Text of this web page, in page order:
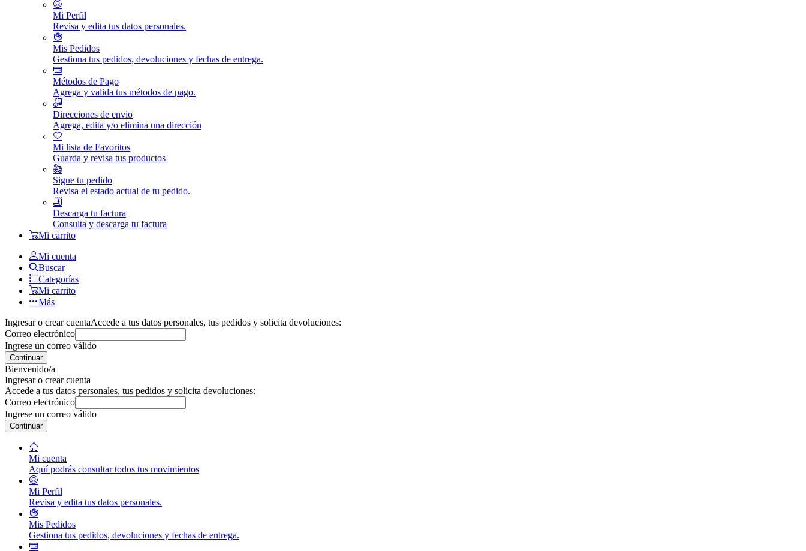
Mi Perfil
Revisa y edita tus datos personales.
Mis Pedidos
Gestiona tus pedidos, devoluciones y fechas de entrega.
Métodos de Pago
Agrega y valida tus métodos de pago.
Direcciones de envio
Agrega, edita y/o elimina una dirección
Mi lista de Favoritos
Guarda y revisa tus productos
Sigue tu pedido
Revisa el estado actual de tu pedido.
Descarga tu factura
Consulta y descarga tu factura
Mi carrito
Mi cuenta
Buscar
Categorías
Mi carrito
Más
Ingresar o crear cuentaAccede a tus datos personales, tus pedidos y solicita devoluciones:
Correo electrónico
Ingrese un correo válido
Continuar
Bienvenido/a
Ingresar o crear cuenta
Accede a tus datos personales, tus pedidos y solicita devoluciones:
Correo electrónico
Ingrese un correo válido
Continuar
Mi cuenta
Aquí podrás consultar todos tus movimientos
Mi Perfil
Revisa y edita tus datos personales.
Mis Pedidos
Gestiona tus pedidos, devoluciones y fechas de entrega.